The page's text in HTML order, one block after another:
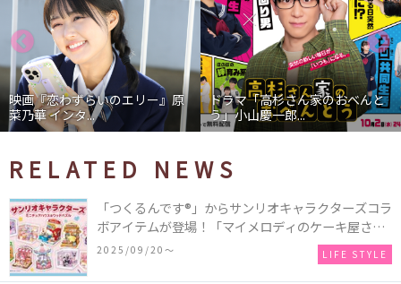
映画『恋わずらいのエリー』原
菜乃華 インタ...
ドラマ「高杉さん家のおべんと
う」小山慶一郎...
RELATED NEWS
「つくるんです®」からサンリオキャラクターズコラ
ボアイテムが登場！「マイメロディのケーキ屋さ
ん」などミニチュアハウス8種類と、「シナモロール
のメリーゴーランド」などオルゴールで動く仕掛け
2025/09/20〜 LIFE STYLE